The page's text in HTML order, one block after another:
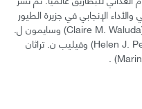
الإنجابي في جزيرة الطيور
في جورجيا الجنوبية من قبل كلير م. والودا (Claire M. Waluda) وسايمون ل.
هيل (Simeon L. Hill) وهيلين ج. بيت (Helen J. Peat) وفيليب ن. تراثان